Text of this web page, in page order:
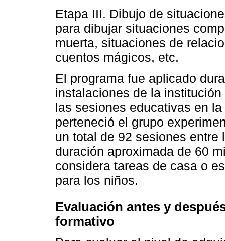
Etapa III. Dibujo de
para dibujar situaciones
muerta, situaciones de
cuentos mágicos, etc.
El programa fue aplicado
instalaciones de la
las sesiones educativas en
perteneció el grupo
un total de 92 sesiones
duración aproximada de 60
considera tareas de casa o
para los niños.
Evaluación antes y
formativo